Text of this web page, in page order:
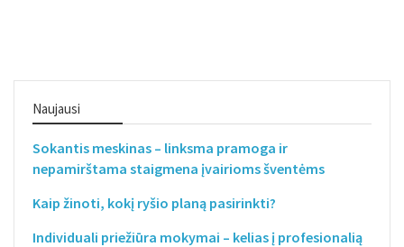
Naujausi
Sokantis meskinas – linksma pramoga ir
nepamirštama staigmena įvairioms šventėms
Kaip žinoti, kokį ryšio planą pasirinkti?
Individuali priežiūra mokymai – kelias į profesionalią